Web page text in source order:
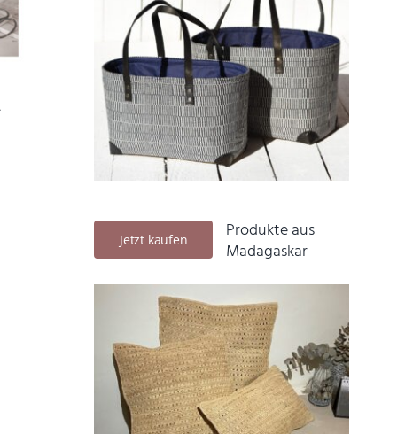
Jetzt kaufen
Produkte aus
Madagaskar